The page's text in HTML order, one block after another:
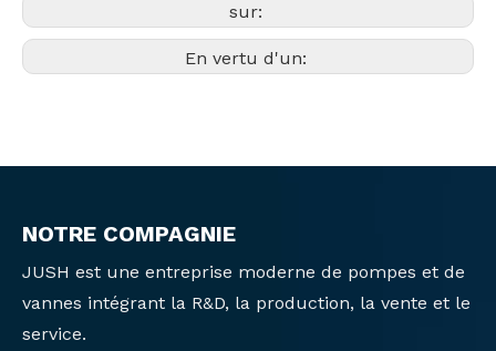
sur:
En vertu d'un:
NOTRE COMPAGNIE
JUSH est une entreprise moderne de pompes et de
vannes intégrant la R&D, la production, la vente et le
service.